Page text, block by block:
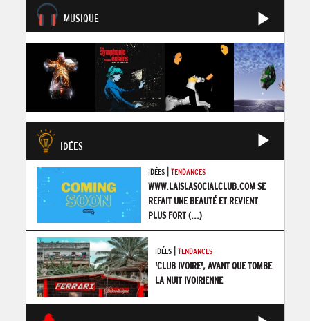
MUSIQUE
IDÉES
IDÉES| TENDANCES
WWW.LAISLASOCIALCLUB.COM SE
REFAIT UNE BEAUTÉ ET REVIENT
PLUS FORT(...)
IDÉES| TENDANCES
'CLUB IVOIRE', AVANT QUE TOMBE
LA NUIT IVOIRIENNE